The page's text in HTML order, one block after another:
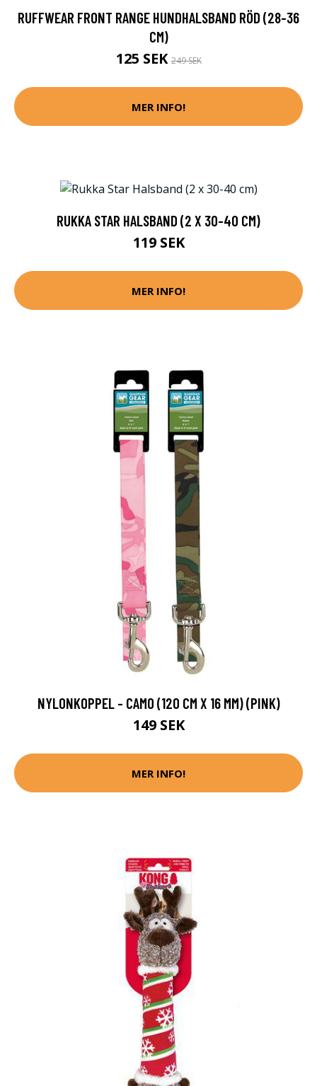
RUFFWEAR FRONT RANGE HUNDHALSBAND RÖD (28-36
CM)
125 SEK249 SEK
MER INFO!
RUKKA STAR HALSBAND (2 X 30-40 CM)
119 SEK
MER INFO!
NYLONKOPPEL - CAMO (120 CM X 16 MM) (PINK)
149 SEK
MER INFO!